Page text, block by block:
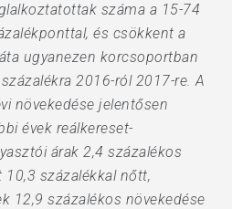
száma a 15-74
és csökkent a
ugyanezen korcsoportban
2016-ról 2017-re. A
növekedése jelentősen
évek reálkereset-
árak 2,4 százalékos
10,3 százalékkal nőtt,
12,9 százalékos növekedése